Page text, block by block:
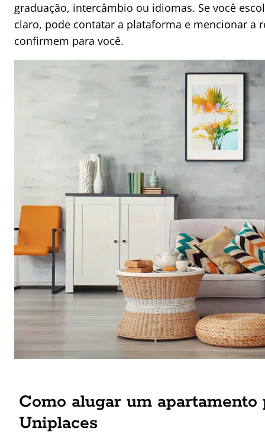
graduação, intercâmbio ou idiomas. Se você
claro, pode contatar a plataforma e mencionar a
confirmem para você.
Como alugar um apartamento
Uniplaces